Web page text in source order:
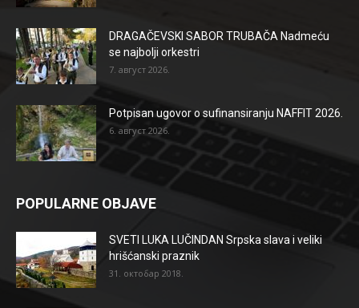
DRAGAČEVSKI SABOR TRUBAČA Nadmeću
se najbolji orkestri
7. август 2026.
Potpisan ugovor o sufinansiranju NAFFIT 2026.
6. август 2026.
POPULARNE OBJAVE
SVETI LUKA LUČINDAN Srpska slava i veliki
hrišćanski praznik
31. октобар 2018.